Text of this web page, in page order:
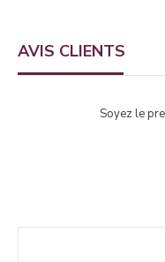
AVIS CLIENTS
Soyez le